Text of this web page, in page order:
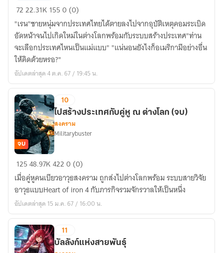
ระบบ
ประเทศ
สหรัฐอเมริกา
(ภาค
เสา
หลัก
อำนาจ)
7222.31K 1550 (0)
"เรน"ชายหนุ่มจากประเทศไทยได้ตายลงไปจากอุบัติเหตุคอมระเบิด
อัดหน้าจนไปเกิดใหม่ในต่างโลกพร้อมกับระบบสร้างประเทศ"ท่าน
จะเลือกประเทศไหนเป็นแม่แบบ" "แน่นอนยังไงก็อเมริกามีอย่างอื่น
ให้คิดด้วยหรอ?"
อัปเดตล่าสุด 4 ต.ค. 67 / 19:45 น.
ไป
สร้าง
ประเทศ
กับ
คู่หู
ณ
ต่าง
โลก
จบ
10
ไปสร้างประเทศกับคู่หู ณ ต่างโลก (จบ)
สงคราม
Militarybuster
12548.97K4220 (0)
เมื่อคู่หูคนเบียวอาวุธสงคราม ถูกส่งไปต่างโลกพร้อม ระบบสายวิจัย
อาวุธแบบHeart of iron 4 กับภารกิจรวมจักรวาลให้เป็นหนึ่ง
อัปเดตล่าสุด 15 ม.ค. 67 / 16:00 น.
11
บัลลังก์แห่งสายพันธุ์